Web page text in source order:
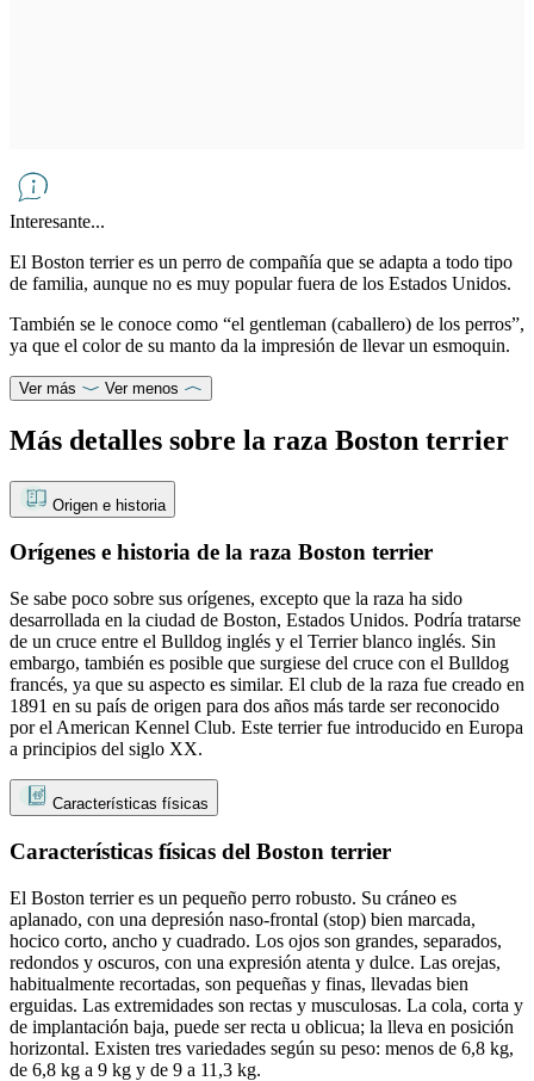
Interesante...
El Boston terrier es un perro de compañía que se adapta a todo tipo
de familia, aunque no es muy popular fuera de los Estados Unidos.
También se le conoce como “el gentleman (caballero) de los perros”,
ya que el color de su manto da la impresión de llevar un esmoquin.
Ver más Ver menos
Más detalles sobre la raza Boston terrier
Origen e historia
Orígenes e historia de la raza Boston terrier
Se sabe poco sobre sus orígenes, excepto que la raza ha sido
desarrollada en la ciudad de Boston, Estados Unidos. Podría tratarse
de un cruce entre el Bulldog inglés y el Terrier blanco inglés. Sin
embargo, también es posible que surgiese del cruce con el Bulldog
francés, ya que su aspecto es similar. El club de la raza fue creado en
1891 en su país de origen para dos años más tarde ser reconocido
por el American Kennel Club. Este terrier fue introducido en Europa
a principios del siglo XX.
Características físicas
Características físicas del Boston terrier
El Boston terrier es un pequeño perro robusto. Su cráneo es
aplanado, con una depresión naso-frontal (stop) bien marcada,
hocico corto, ancho y cuadrado. Los ojos son grandes, separados,
redondos y oscuros, con una expresión atenta y dulce. Las orejas,
habitualmente recortadas, son pequeñas y finas, llevadas bien
erguidas. Las extremidades son rectas y musculosas. La cola, corta y
de implantación baja, puede ser recta u oblicua; la lleva en posición
horizontal. Existen tres variedades según su peso: menos de 6,8 kg,
de 6,8 kg a 9 kg y de 9 a 11,3 kg.